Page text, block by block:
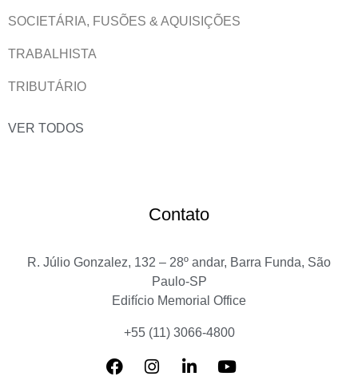
SOCIETÁRIA, FUSÕES & AQUISIÇÕES
TRABALHISTA
TRIBUTÁRIO
VER TODOS
Contato
R. Júlio Gonzalez, 132 – 28º andar, Barra Funda, São
Paulo-SP
Edifício Memorial Office
+55 (11) 3066-4800